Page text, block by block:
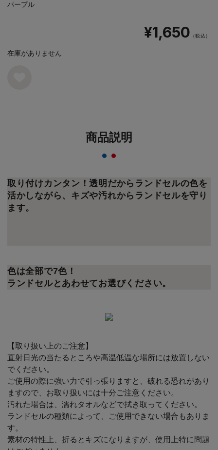
パープル
¥1,650 （税込）
在庫がありません
商品説明
取り付けカンタン！透明だからランドセルの色を
活かしながら、キズや汚れからランドセルを守り
ます。
色は全部で7色！
ランドセルとあわせてお選びください。
【取り扱い上のご注意】
直射日光の当たるところや高温低温な場所には放置しない
でください。
ご使用の際に強い力で引っ張りますと、破れる恐れがあり
ますので、お取り扱いには十分ご注意ください。
汚れた場合は、濡れタオルなどで拭き取ってください。
ランドセルの種類によって、ご使用できない場合もありま
す。
素材の特性上、折るとキズになりますが、使用上特に問題